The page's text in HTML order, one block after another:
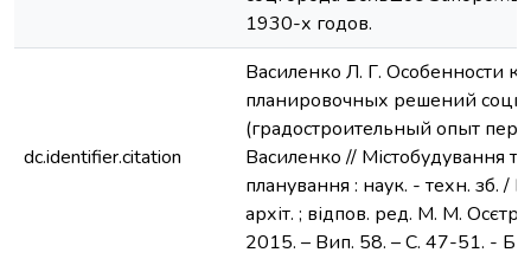
1930-х годов.
dc.identifier.citation
Василенко Л. Г. Особенности
планировочных решений
(градостроительный опыт
Василенко // Містобудування
планування : наук. - техн. зб. /
архіт. ; відпов. ред. М. М.
2015. – Вип. 58. – С. 47-51. -